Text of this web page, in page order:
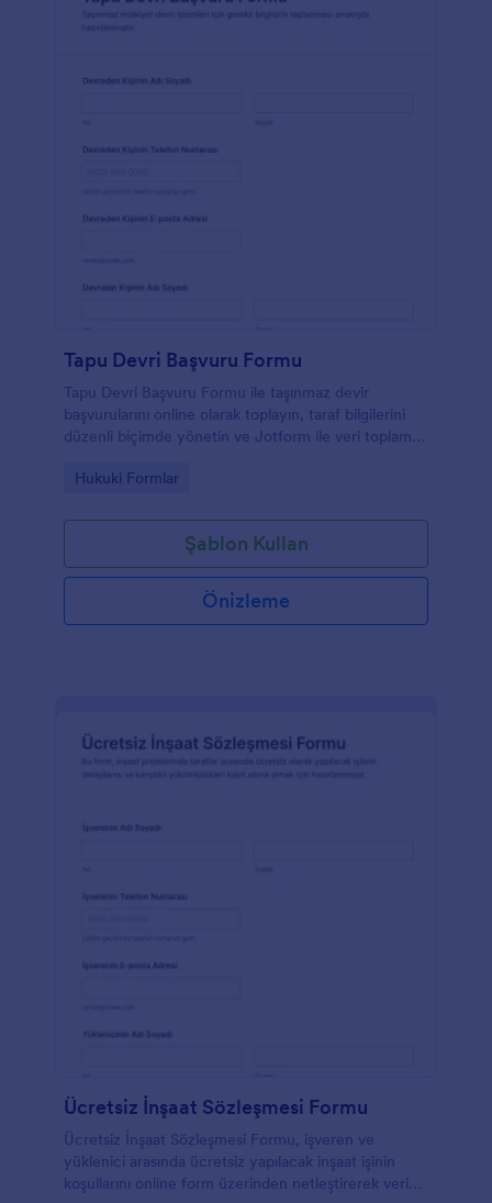
Tapu Devri Başvuru Formu
Tapu Devri Başvuru Formu ile taşınmaz devir
başvurularını online olarak toplayın, taraf bilgilerini
düzenli biçimde yönetin ve Jotform ile veri toplama
Go to Category:
Hukuki Formlar
Şablon Kullan
Önizleme
Ücretsiz İnşaat Sözleşmesi Formu
Ücretsiz İnşaat Sözleşmesi Formu, işveren ve
yüklenici arasında ücretsiz yapılacak inşaat işinin
koşullarını online form üzerinden netleştirerek veri